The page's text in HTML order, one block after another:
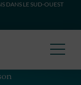
DANS LE SUD-OUEST